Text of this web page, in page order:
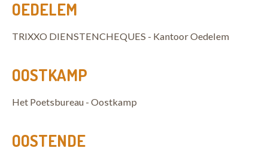
OEDELEM
TRIXXO DIENSTENCHEQUES - Kantoor Oedelem
OOSTKAMP
Het Poetsbureau - Oostkamp
OOSTENDE